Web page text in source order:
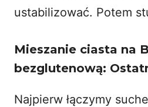
ustabilizować. Potem
Mieszanie ciasta na
bezglutenową:
Najpierw łączymy